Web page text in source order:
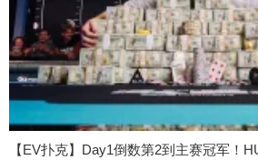
【EV扑克】Day1倒数第2到主赛冠军！